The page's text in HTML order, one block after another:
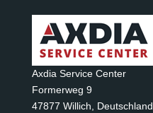
Axdia Service Center
Formerweg 9
47877 Willich, Deutschland